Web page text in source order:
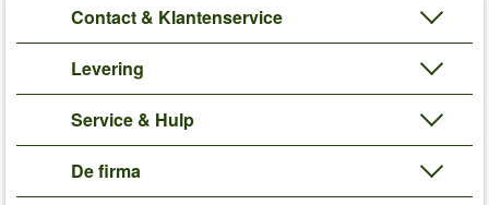
Contact & Klantenservice
Levering
Service & Hulp
De firma